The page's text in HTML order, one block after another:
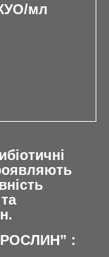
мл
: